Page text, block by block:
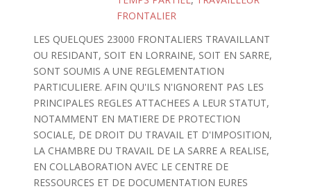
FRONTALIER
LES QUELQUES 23000 FRONTALIERS TRAVAILLANT
OU RESIDANT, SOIT EN LORRAINE, SOIT EN SARRE,
SONT SOUMIS A UNE REGLEMENTATION
PARTICULIERE. AFIN QU'ILS N'IGNORENT PAS LES
PRINCIPALES REGLES ATTACHEES A LEUR STATUT,
NOTAMMENT EN MATIERE DE PROTECTION
SOCIALE, DE DROIT DU TRAVAIL ET D'IMPOSITION,
LA CHAMBRE DU TRAVAIL DE LA SARRE A REALISE,
EN COLLABORATION AVEC LE CENTRE DE
RESSOURCES ET DE DOCUMENTATION EURES